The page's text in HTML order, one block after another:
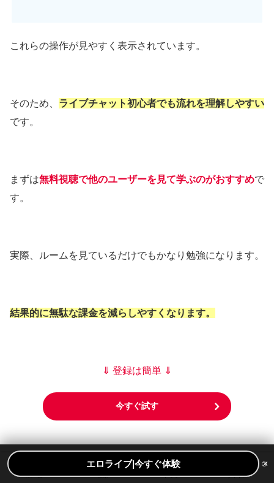
これらの操作が見やすく表示されています。
そのため、 ライブチャット初心者でも流れを理解しやすい
です。
まずは無料視聴で他のユーザーを見て学ぶのがおすすめで
す。
実際、ルームを見ているだけでもかなり勉強になります。
結果的に無駄な課金を減らしやすくなります。
⇓ 登録は簡単 ⇓
今すぐ試す
ホーム 検索 トップ サイドバー
エロライブ|今すぐ体験 ×